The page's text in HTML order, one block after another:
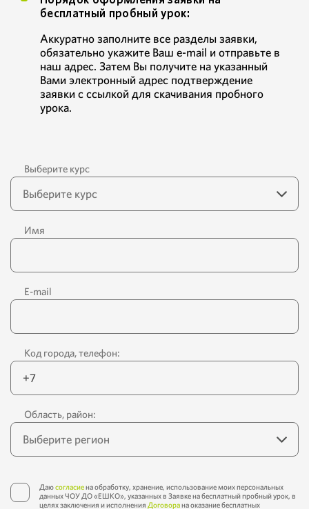
бесплатный пробный урок:
Аккуратно заполните все разделы заявки,
обязательно укажите Ваш e-mail и отправьте в
наш адрес. Затем Вы получите на указанный
Вами электронный адрес подтверждение
заявки с ссылкой для скачивания пробного
урока.
Выберите курс
Имя
E-mail
Код города, телефон:
Область, район:
Даюсогласиена обработку, хранение, использование моих персональных
данных ЧОУ ДО «ЕШКО», указанных в Заявке на бесплатный пробный урок, в
целях заключения и исполнения Договорана оказание бесплатных